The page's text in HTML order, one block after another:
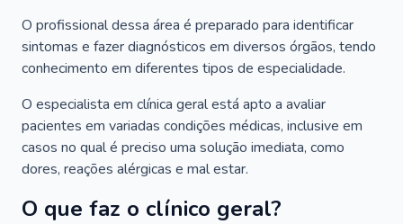
O profissional dessa área é preparado para identificar
sintomas e fazer diagnósticos em diversos órgãos, tendo
conhecimento em diferentes tipos de especialidade.
O especialista em clínica geral está apto a avaliar
pacientes em variadas condições médicas, inclusive em
casos no qual é preciso uma solução imediata, como
dores, reações alérgicas e mal estar.
O que faz o clínico geral?